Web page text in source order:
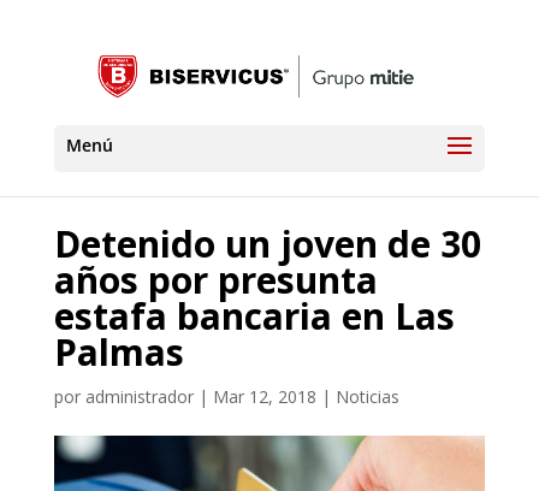
Detenido un joven de 30
años por presunta
estafa bancaria en Las
Palmas
por administrador| Mar 12, 2018 | Noticias